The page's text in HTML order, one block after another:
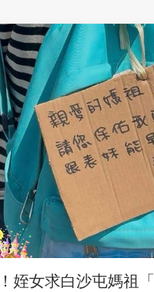
姪女求白沙屯媽祖